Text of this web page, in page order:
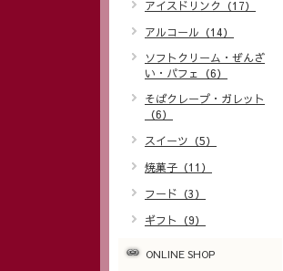
アイスドリンク（17）
アルコール（14）
ソフトクリーム・ぜんざ
い・パフェ（6）
そばクレープ・ガレット
（6）
スイーツ（5）
焼菓子（11）
フード（3）
ギフト（9）
ONLINE SHOP